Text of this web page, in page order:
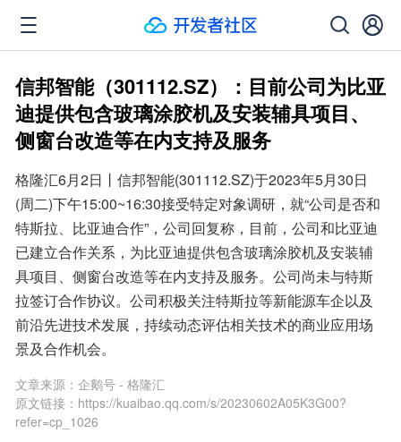
信邦智能（301112.SZ）：目前公司为比亚
迪提供包含玻璃涂胶机及安装辅具项目、
侧窗台改造等在内支持及服务
格隆汇6月2日丨信邦智能(301112.SZ)于2023年5月30日
(周二)下午15:00~16:30接受特定对象调研，就“公司是否和
特斯拉、比亚迪合作”，公司回复称，目前，公司和比亚迪
已建立合作关系，为比亚迪提供包含玻璃涂胶机及安装辅
具项目、侧窗台改造等在内支持及服务。公司尚未与特斯
拉签订合作协议。公司积极关注特斯拉等新能源车企以及
前沿先进技术发展，持续动态评估相关技术的商业应用场
景及合作机会。
文章来源： 企鹅号 - 格隆汇
原文链接： https://kuaibao.qq.com/s/20230602A05K3G00?
refer=cp_1026